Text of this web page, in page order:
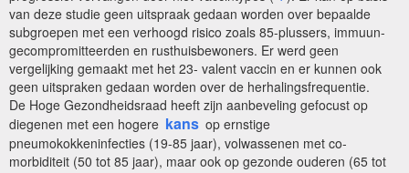
van deze studie geen uitspraak gedaan worden over bepaalde
subgroepen met een verhoogd risico zoals 85-plussers, immuun-
gecompromitteerden en rusthuisbewoners. Er werd geen
vergelijking gemaakt met het 23- valent vaccin en er kunnen ook
geen uitspraken gedaan worden over de herhalingsfrequentie.
De Hoge Gezondheidsraad heeft zijn aanbeveling gefocust op
diegenen met een hogere kans op ernstige
pneumokokkeninfecties (19-85 jaar), volwassenen met co-
morbiditeit (50 tot 85 jaar), maar ook op gezonde ouderen (65 tot